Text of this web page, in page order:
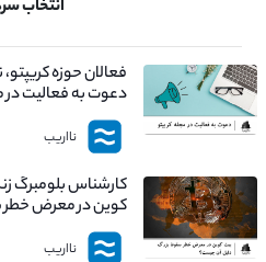
انتخاب
فعالان حوزه
دعوت به فعالیت در
نااریب
کارشناس بلومبرگ
کوین در معرض
چیست؟
نااریب